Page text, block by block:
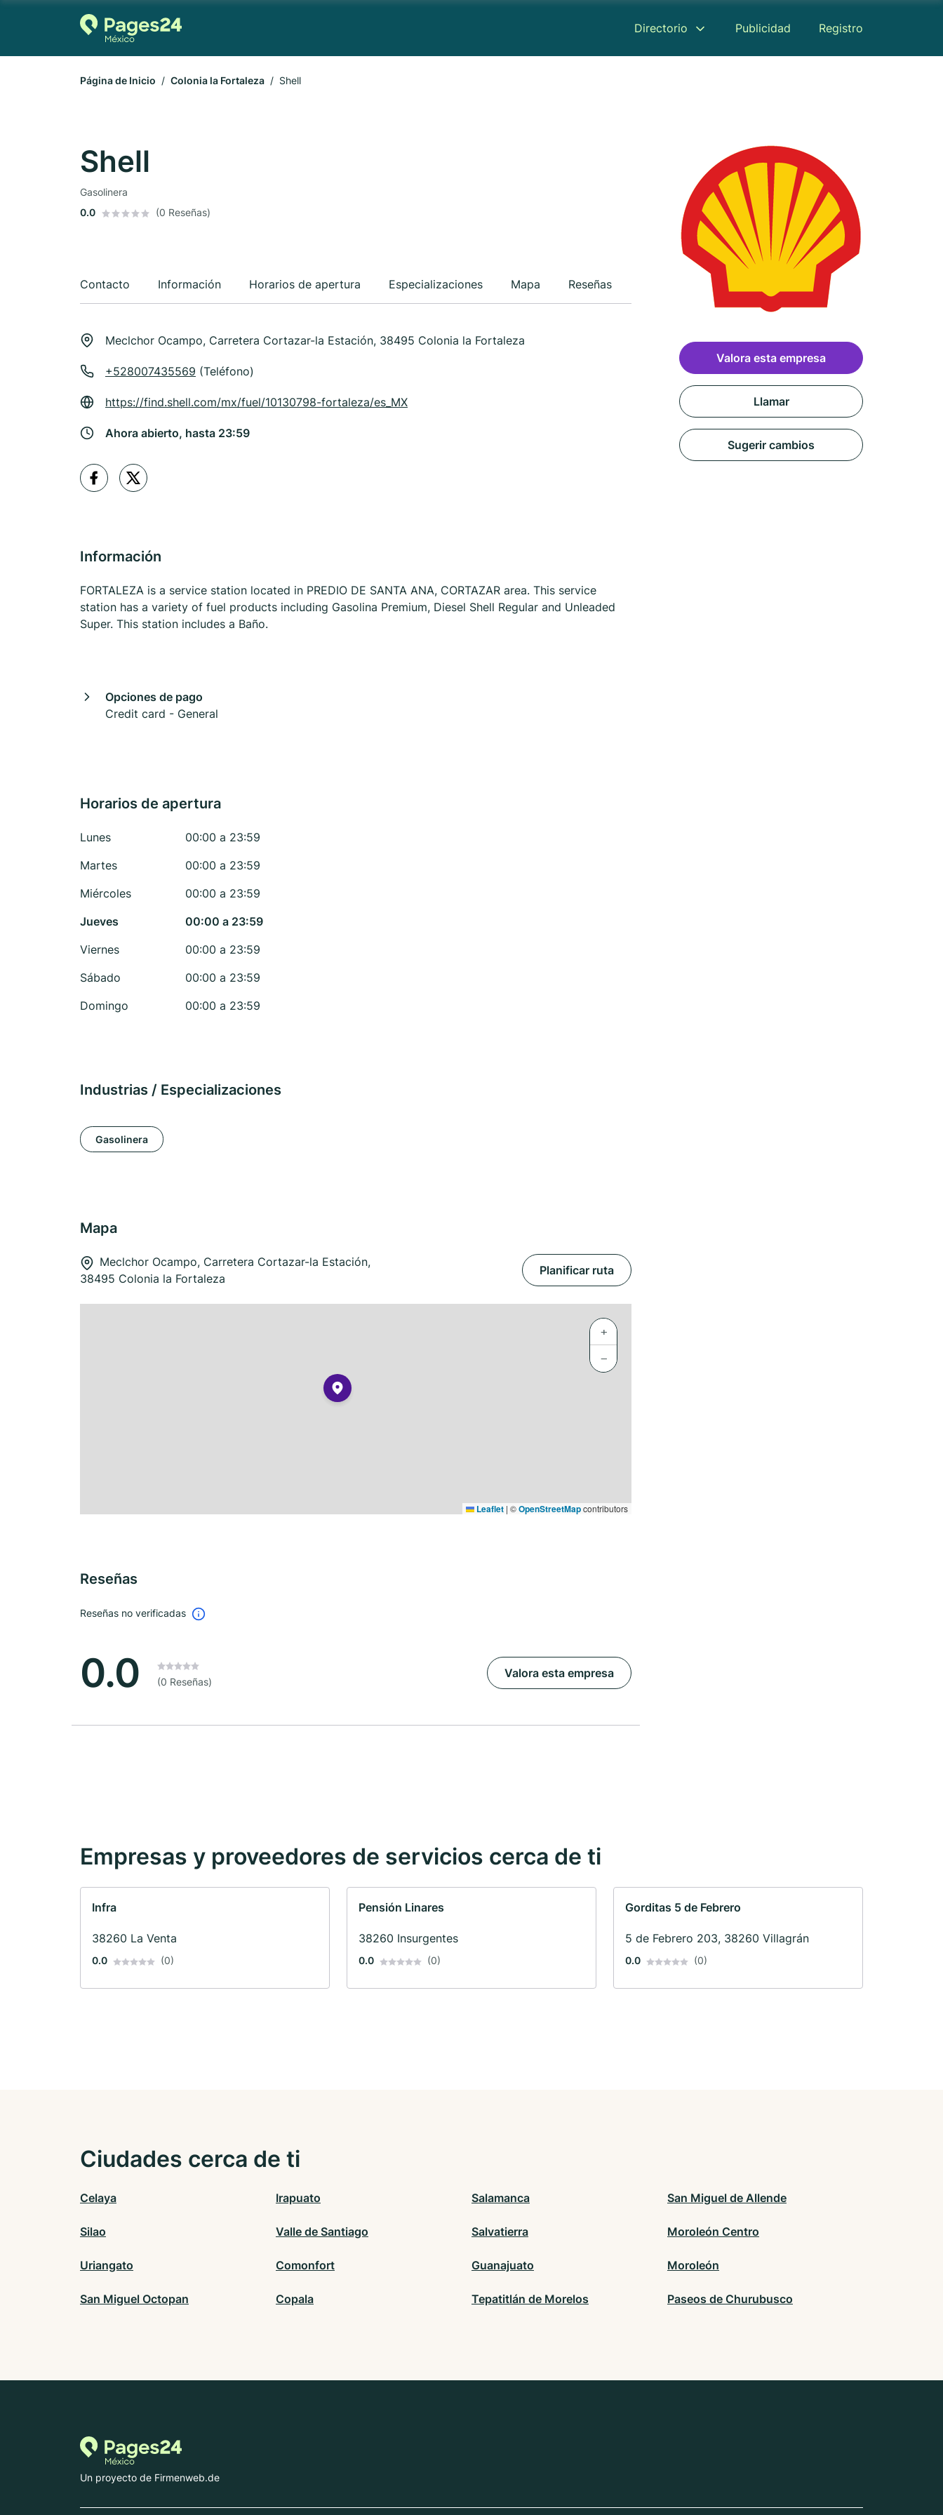
Directorio Publicidad Registro
Página de Inicio Colonia la Fortaleza Shell
Shell
Gasolinera
0.0
(0 Reseñas)
Contacto Información Horarios de apertura Especializaciones Mapa Reseñas
Meclchor Ocampo, Carretera Cortazar-la Estación, 38495 Colonia la Fortaleza
+528007435569 (Teléfono)
https://find.shell.com/mx/fuel/10130798-fortaleza/es_MX
Ahora abierto, hasta 23:59
Información
FORTALEZA is a service station located in PREDIO DE SANTA ANA, CORTAZAR area. This service
station has a variety of fuel products including Gasolina Premium, Diesel Shell Regular and Unleaded
Super. This station includes a Baño.
Opciones de pago
Credit card - General
Horarios de apertura
Lunes
00:00 a 23:59
Martes
00:00 a 23:59
Miércoles
00:00 a 23:59
Jueves
00:00 a 23:59
Viernes
00:00 a 23:59
Sábado
00:00 a 23:59
Domingo
00:00 a 23:59
Industrias / Especializaciones
Gasolinera
Mapa
Meclchor Ocampo, Carretera Cortazar-la Estación,
38495 Colonia la Fortaleza
Planificar ruta
+
−
Leaflet | ©OpenStreetMapcontributors
Reseñas
Reseñas no verificadas
0.0 (0 Reseñas)
Valora esta empresa
Valora esta empresa
Llamar
Sugerir cambios
Empresas y proveedores de servicios cerca de ti
Infra
38260 La Venta
0.0 (0)
Pensión Linares
38260 Insurgentes
0.0 (0)
Gorditas 5 de Febrero
5 de Febrero 203, 38260 Villagrán
0.0 (0)
Ciudades cerca de ti
Celaya Irapuato Salamanca San Miguel de Allende
Silao Valle de Santiago Salvatierra Moroleón Centro
Uriangato Comonfort Guanajuato Moroleón
San Miguel Octopan Copala Tepatitlán de Morelos Paseos de Churubusco
Un proyecto de Firmenweb.de